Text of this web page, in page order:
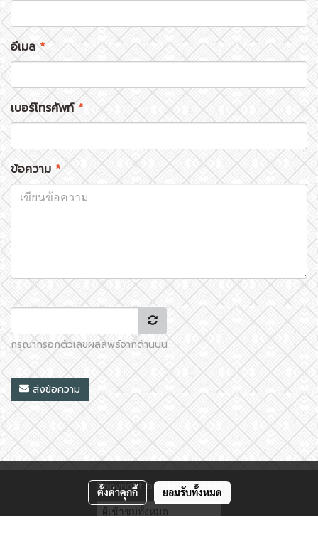
อีเมล*
เบอร์โทรศัพท์*
ข้อความ *
กรุณากรอกตัวเลขผลลัพธ์จากด้านบน
ส่งข้อความ
Copyright by ekdarun.com
ผู้เข้าชมวันนี้
ตั้งค่าคุกกี้ ยอมรับทั้งหมด